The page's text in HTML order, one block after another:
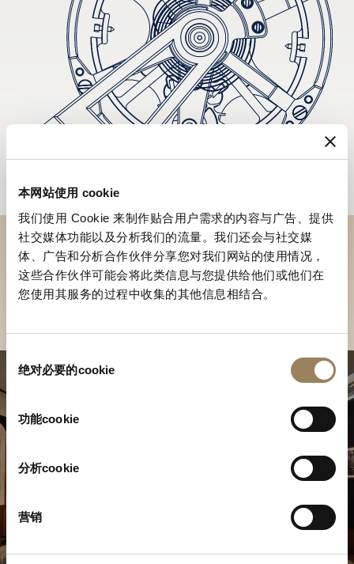
本网站使用 cookie
我们使用 Cookie 来制作贴合用户需求的内容与广告、提供
社交媒体功能以及分析我们的流量。我们还会与社交媒
体、广告和分析合作伙伴分享您对我们网站的使用情况，
这些合作伙伴可能会将此类信息与您提供给他们或他们在
您使用其服务的过程中收集的其他信息相结合。
同
选
绝对必要的cookie
功能cookie
分析cookie
营销
於專賣店探索品牌系列作品
尋找專賣店